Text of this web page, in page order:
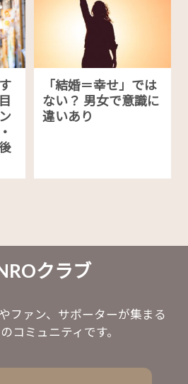
「結婚＝幸せ」では
ない？ 男女で意識に
違いあり
クラブ
ファン、サポーターが集まる
コミュニティです。